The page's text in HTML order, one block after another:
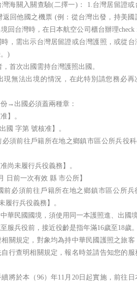
灣海關入關查驗(二擇一)： 1.台灣居留證或
返回他國之機票 (例：從台灣出發，持美國
回台灣時，在日本航空公司櫃台辦理check
，需出示台灣居留證或台灣護照，或從台
)
首次出國需持台灣護照出國。
現無法出境的情況，在此特別請您務必再
→出國必須蓋兩種章：
】。
國 字第 號核准】。
須前往戶籍所在地之鄉鎮市區公所兵役
尚未履行兵役義務】。
日前一次有效 縣 市公所】
必須前往戶籍所在地之鄉鎮市區公所兵
履行兵役義務】。
華民國國境，須使用同一本護照進、出國
服兵役前，接近役齡是指年滿16歲至18歲
關規定，對象均為持中華民國護照之旅客
行查明相關規定，報名時並請告知您的服
將於本（96）年11月20日起實施，前往日